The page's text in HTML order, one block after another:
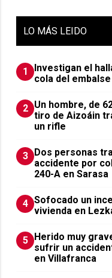
LO MÁS LEIDO
1
Investigan el
cola del
2 Un hombre, de
tiro de Aizoáin
un rifle
3
​Dos personas
accidente por
240-A en Sarasa
4 Sofocado un
vivienda en
5
Herido muy
sufrir un
en Villafranca